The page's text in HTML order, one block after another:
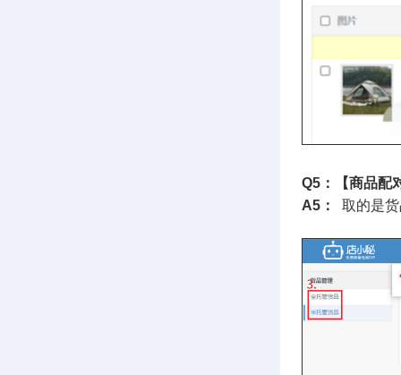
Q5：【商品配
A5： 取的是